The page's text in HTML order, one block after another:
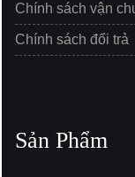
Chính sách vận
Chính sách đổi trả
Sản Phẩm